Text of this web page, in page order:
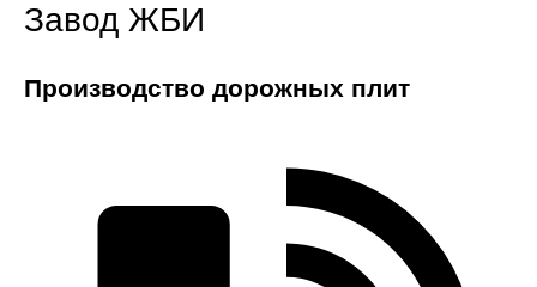
Завод ЖБИ
Производство дорожных плит